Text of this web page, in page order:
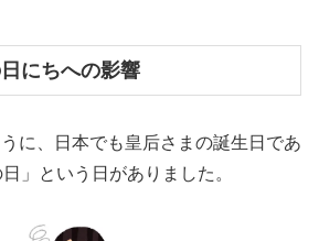
にちへの影響
に、日本でも皇后さまの誕生日であ
」という日がありました。